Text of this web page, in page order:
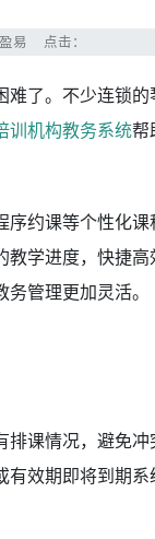
盈易 点击：
了。不少连锁
训机构教务系统帮
约课等个性化
学进度，快捷
管理更加灵活。
课情况，避免
效期即将到期系